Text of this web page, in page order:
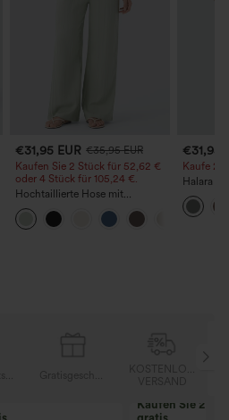
€31,95 EUR €35,95 EUR
Kaufen Sie 2 Stück für 52,62 €
oder 4 Stück für 105,24 €.
Hochtaillierte Hose mit
Kordelzug und Taschen, weitem
Bein, lässig und locker in
Leinenoptik
€31,95
Kaufe 2,
Halara
Kaufen Sie 2